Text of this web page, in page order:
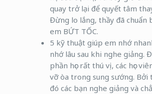
quay trở lại để quyết tâm
Đừng lo lắng, thầy đã chuẩn
em BỨT TỐC.
5 kỹ thuật giúp em nhớ
nhớ lâu sau khi nghe giảng.
phần học rất thú vị, các học
vỡ òa trong sung sướng. Bởi
đó các bạn nghe giảng và